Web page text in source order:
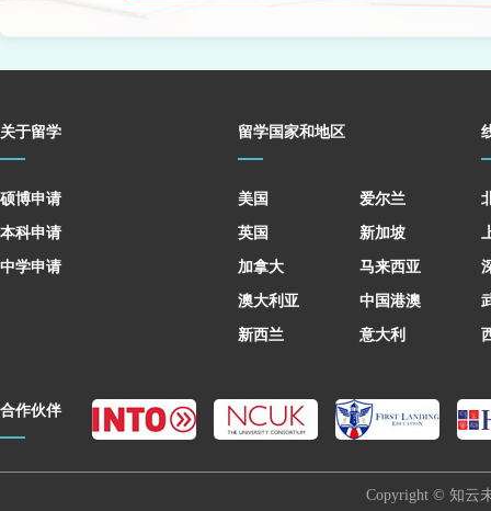
关于留学
硕博申请
本科申请
中学申请
留学国家和地区
美国
英国
加拿大
澳大利亚
新西兰
爱尔兰
新加坡
马来西亚
中国港澳
意大利
合作伙伴
Copyright © 知云